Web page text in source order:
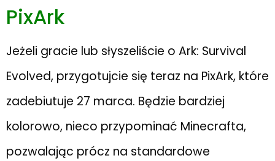
PixArk
Jeżeli gracie lub słyszeliście o Ark: Survival
Evolved, przygotujcie się teraz na PixArk, które
zadebiutuje 27 marca. Będzie bardziej
kolorowo, nieco przypominać Minecrafta,
pozwalając prócz na standardowe